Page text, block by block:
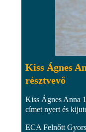
Kiss Ágnes
résztvevő
Kiss Ágnes Anna
címet nyert és
ECA Felnőtt